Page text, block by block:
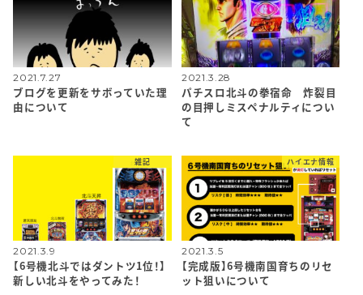
2021.7.27
ブログを更新をサボっていた理
由について
2021.3.28
パチスロ北斗の拳宿命 炸裂目
の目押しミスペナルティについ
て
雑記
2021.3.9
【6号機北斗ではダントツ1位！】
新しい北斗をやってみた！
ハイエナ情報
2021.3.5
【完成版】6号機南国育ちのリセ
ット狙いについて